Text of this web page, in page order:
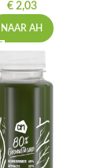
€2,03
NAAR AH